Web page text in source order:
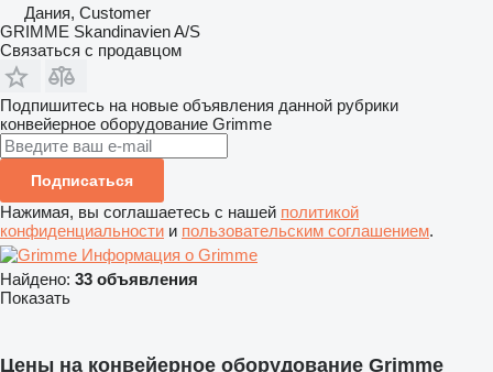
Дания, Customer
GRIMME Skandinavien A/S
Связаться с продавцом
Подпишитесь на новые объявления данной рубрики
конвейерное оборудование Grimme
Подписаться
Нажимая, вы соглашаетесь с нашей политикой
конфиденциальности и пользовательским соглашением.
Информация о Grimme
Найдено: 33 объявления
Показать
Цены на конвейерное оборудование Grimme